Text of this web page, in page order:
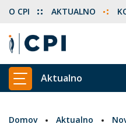
O CPI AKTUALNO
PRIKAŽI GLAVNI MENI
Aktualno
Domov Aktualno